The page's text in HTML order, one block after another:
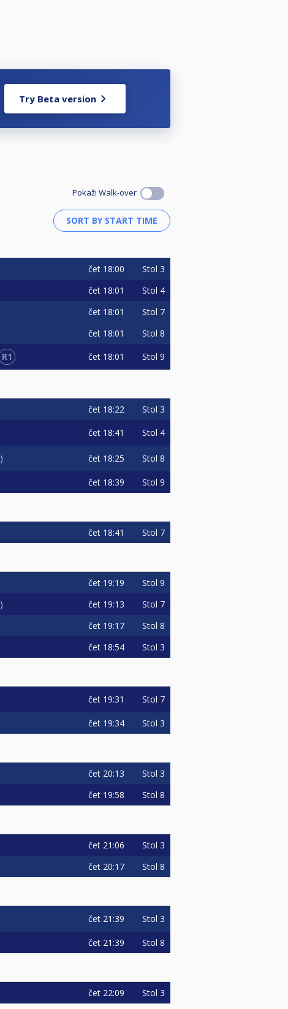
Try Beta version
Pokaži Walk-over
čet 18:00 Stol 3
čet 18:01 Stol 4
čet 18:01 Stol 7
čet 18:01 Stol 8
R1 čet 18:01 Stol 9
čet 18:22 Stol 3
čet 18:41 Stol 4
čet 18:25 Stol 8
čet 18:39 Stol 9
čet 18:41 Stol 7
čet 19:19 Stol 9
čet 19:13 Stol 7
čet 19:17 Stol 8
čet 18:54 Stol 3
čet 19:31 Stol 7
čet 19:34 Stol 3
čet 20:13 Stol 3
čet 19:58 Stol 8
čet 21:06 Stol 3
čet 20:17 Stol 8
čet 21:39 Stol 3
čet 21:39 Stol 8
čet 22:09 Stol 3